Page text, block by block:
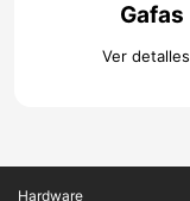
Gafas​
Ver detalles​
Hardware